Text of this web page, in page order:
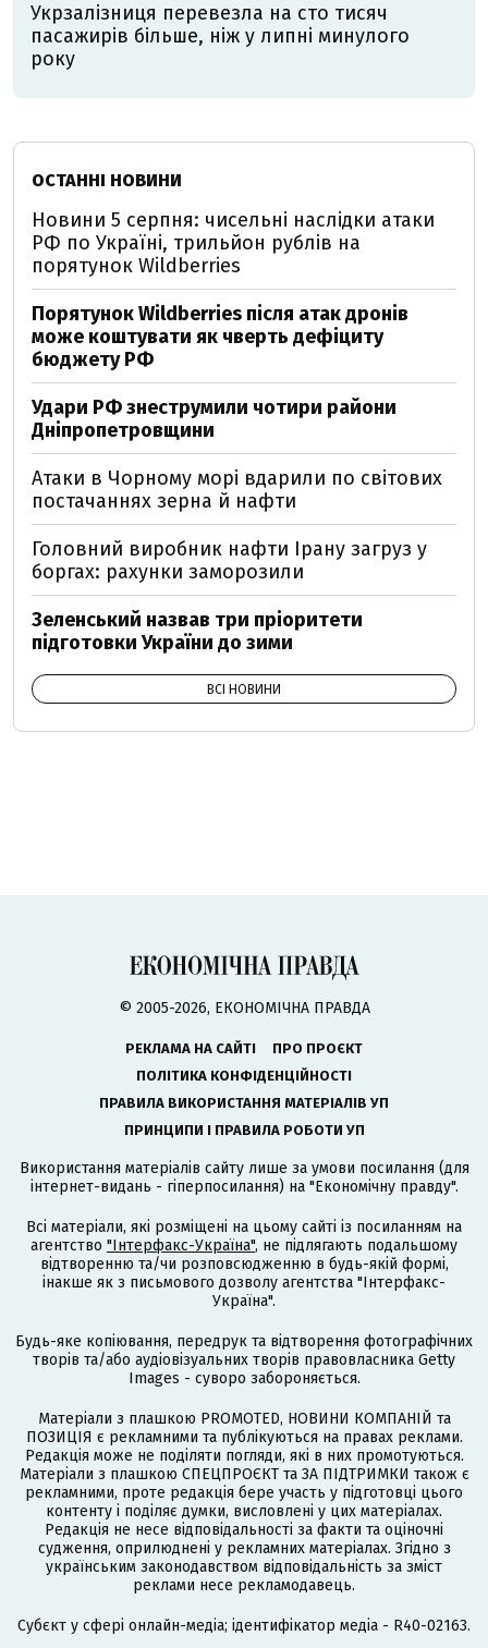
Укрзалізниця перевезла на сто тисяч
пасажирів більше, ніж у липні минулого
року
ОСТАННІ НОВИНИ
Новини 5 серпня: чисельні наслідки атаки
РФ по Україні, трильйон рублів на
порятунок Wildberries
Порятунок Wildberries після атак дронів
може коштувати як чверть дефіциту
бюджету РФ
Удари РФ знеструмили чотири райони
Дніпропетровщини
Атаки в Чорному морі вдарили по світових
постачаннях зерна й нафти
Головний виробник нафти Ірану загруз у
боргах: рахунки заморозили
Зеленський назвав три пріоритети
підготовки України до зими
ВСІ НОВИНИ
© 2005-2026, ЕКОНОМІЧНА ПРАВДА
РЕКЛАМА НА САЙТІ
ПРО ПРОЄКТ
ПОЛІТИКА КОНФІДЕНЦІЙНОСТІ
ПРАВИЛА ВИКОРИСТАННЯ МАТЕРІАЛІВ УП
ПРИНЦИПИ І ПРАВИЛА РОБОТИ УП
Використання матеріалів сайту лише за умови посилання (для
інтернет-видань - гіперпосилання) на "Економічну правду".
Всі матеріали, які розміщені на цьому сайті із посиланням на
агентство "Інтерфакс-Україна", не підлягають подальшому
відтворенню та/чи розповсюдженню в будь-якій формі,
інакше як з письмового дозволу агентства "Інтерфакс-
Україна".
Будь-яке копіювання, передрук та відтворення фотографічних
творів та/або аудіовізуальних творів правовласника Getty
Images - суворо забороняється.
Матеріали з плашкою PROMOTED, НОВИНИ КОМПАНІЙ та
ПОЗИЦІЯ є рекламними та публікуються на правах реклами.
Редакція може не поділяти погляди, які в них промотуються.
Матеріали з плашкою СПЕЦПРОЄКТ та ЗА ПІДТРИМКИ також є
рекламними, проте редакція бере участь у підготовці цього
контенту і поділяє думки, висловлені у цих матеріалах.
Редакція не несе відповідальності за факти та оціночні
судження, оприлюднені у рекламних матеріалах. Згідно з
українським законодавством відповідальність за зміст
реклами несе рекламодавець.
Cубєкт у сфері онлайн-медіа; ідентифікатор медіа - R40-02163.